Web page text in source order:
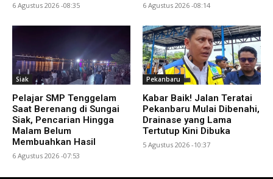
6 Agustus 2026 -08:35 6 Agustus 2026 -08:14
Siak
Pelajar SMP Tenggelam
Saat Berenang di Sungai
Siak, Pencarian Hingga
Malam Belum
Membuahkan Hasil
6 Agustus 2026 -07:53
Pekanbaru
Kabar Baik! Jalan Teratai
Pekanbaru Mulai Dibenahi,
Drainase yang Lama
Tertutup Kini Dibuka
5 Agustus 2026 -10:37